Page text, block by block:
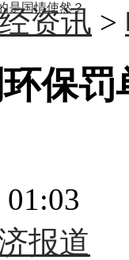
是国情使然？
资讯 >
保
报道